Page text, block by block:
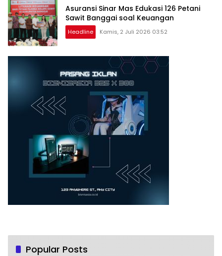
Asuransi Sinar Mas Edukasi 126 Petani
Sawit Banggai soal Keuangan
Headline Kamis, 2 Juli 2026 03:52
Popular Posts